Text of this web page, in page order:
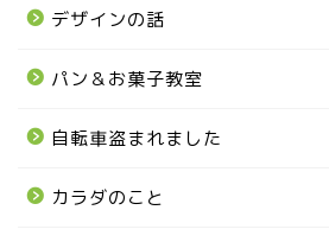
デザインの話
パン＆お菓子教室
自転車盗まれました
カラダのこと